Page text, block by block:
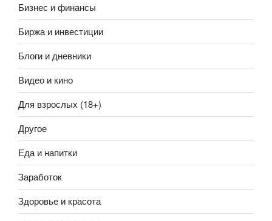
Бизнес и финансы
Биржа и инвестиции
Блоги и дневники
Видео и кино
Для взрослых (18+)
Другое
Еда и напитки
Заработок
Здоровье и красота